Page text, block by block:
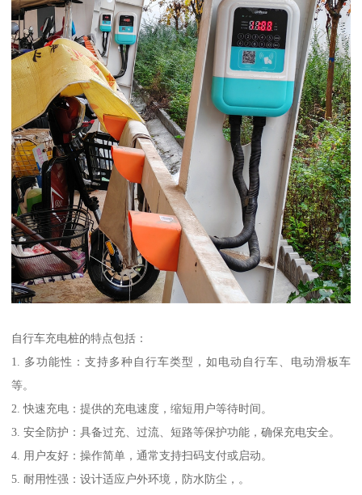
自行车充电桩的特点包括：
1. 多功能性：支持多种自行车类型，如电动自行车、电动滑板车
等。
2. 快速充电：提供的充电速度，缩短用户等待时间。
3. 安全防护：具备过充、过流、短路等保护功能，确保充电安全。
4. 用户友好：操作简单，通常支持扫码支付或启动。
5. 耐用性强：设计适应户外环境，防水防尘，。